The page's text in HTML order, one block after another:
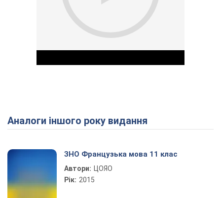
Play Video
Аналоги іншого року видання
ЗНО Французька мова 11 клас
Автори: ЦОЯО
Рік: 2015